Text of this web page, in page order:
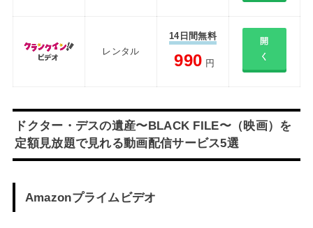
レンタル
14日間無料
990 円
開
く
ドクター・デスの遺産〜BLACK FILE〜（映画）を
定額見放題で見れる動画配信サービス5選
Amazonプライムビデオ